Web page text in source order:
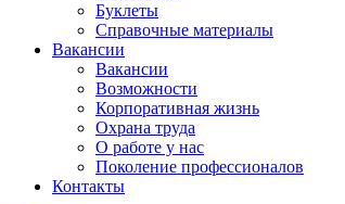
Буклеты
Справочные материалы
Вакансии
Вакансии
Возможности
Корпоративная жизнь
Охрана труда
О работе у нас
Поколение профессионалов
Контакты